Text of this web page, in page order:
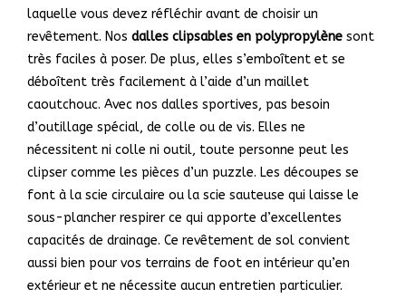
laquelle vous devez réfléchir avant de choisir un
revêtement. Nos dalles clipsables en polypropylène sont
très faciles à poser. De plus, elles s’emboîtent et se
déboîtent très facilement à l’aide d’un maillet
caoutchouc. Avec nos dalles sportives, pas besoin
d’outillage spécial, de colle ou de vis. Elles ne
nécessitent ni colle ni outil, toute personne peut les
clipser comme les pièces d’un puzzle. Les découpes se
font à la scie circulaire ou la scie sauteuse qui laisse le
sous-plancher respirer ce qui apporte d’excellentes
capacités de drainage. Ce revêtement de sol convient
aussi bien pour vos terrains de foot en intérieur qu’en
extérieur et ne nécessite aucun entretien particulier.